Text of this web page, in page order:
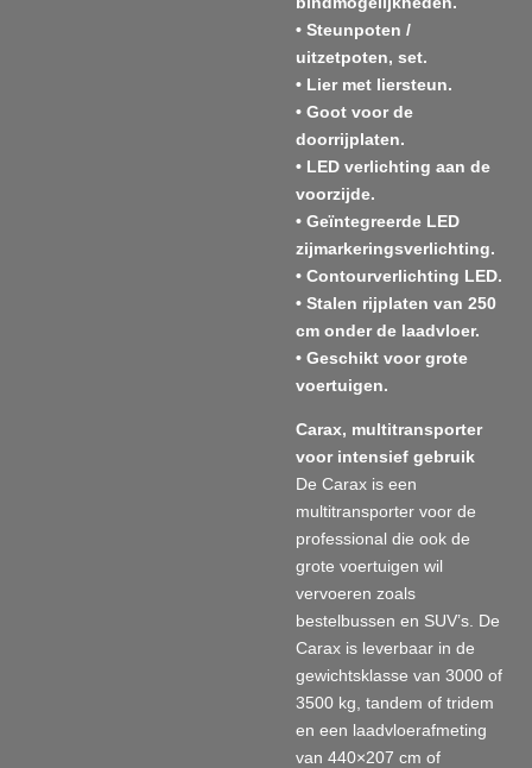
• Steunpoten /
uitzetpoten, set.
• Lier met liersteun.
• Goot voor de
doorrijplaten.
• LED verlichting aan de
voorzijde.
• Geïntegreerde LED
zijmarkeringsverlichting.
• Contourverlichting LED.
• Stalen rijplaten van 250
cm onder de laadvloer.
• Geschikt voor grote
voertuigen.
Carax, multitransporter
voor intensief gebruik
De Carax is een
multitransporter voor de
professional die ook de
grote voertuigen wil
vervoeren zoals
bestelbussen en SUV’s. De
Carax is leverbaar in de
gewichtsklasse van 3000 of
3500 kg, tandem of tridem
en een laadvloerafmeting
van 440×207 cm of